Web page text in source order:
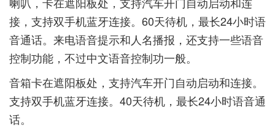
接，支持双手机蓝牙连接。60天待机，最长24小时语
音通话。来电语音提示和人名播报，还支持一些语音
控制功能，不过中文语音控制功一般。
音箱卡在遮阳板处，支持汽车开门自动启动和连接。
支持双手机蓝牙连接。40天待机，最长24小时语音通
话。